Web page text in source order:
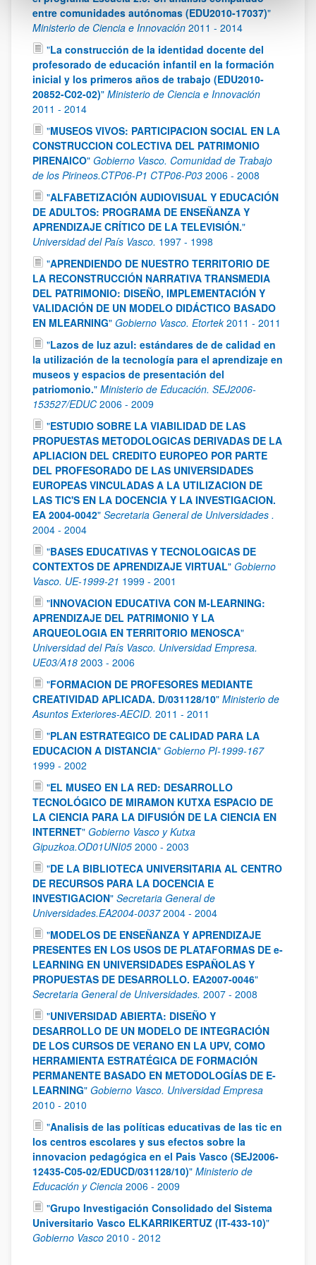
entre comunidades autónomas (EDU2010-17037)"
Ministerio de Ciencia e Innovación 2011 - 2014
"La construcción de la identidad docente del
profesorado de educación infantil en la formación
inicial y los primeros años de trabajo (EDU2010-
20852-C02-02)" Ministerio de Ciencia e Innovación
2011 - 2014
"MUSEOS VIVOS: PARTICIPACION SOCIAL EN LA
CONSTRUCCION COLECTIVA DEL PATRIMONIO
PIRENAICO" Gobierno Vasco. Comunidad de Trabajo
de los Pirineos.CTP06-P1 CTP06-P03 2006 - 2008
"ALFABETIZACIÓN AUDIOVISUAL Y EDUCACIÓN
DE ADULTOS: PROGRAMA DE ENSEÑANZA Y
APRENDIZAJE CRÍTICO DE LA TELEVISIÓN."
Universidad del País Vasco. 1997 - 1998
"APRENDIENDO DE NUESTRO TERRITORIO DE
LA RECONSTRUCCIÓN NARRATIVA TRANSMEDIA
DEL PATRIMONIO: DISEÑO, IMPLEMENTACIÓN Y
VALIDACIÓN DE UN MODELO DIDÁCTICO BASADO
EN MLEARNING" Gobierno Vasco. Etortek 2011 - 2011
"Lazos de luz azul: estándares de de calidad en
la utilización de la tecnología para el aprendizaje en
museos y espacios de presentación del
patriomonio." Ministerio de Educación. SEJ2006-
153527/EDUC 2006 - 2009
"ESTUDIO SOBRE LA VIABILIDAD DE LAS
PROPUESTAS METODOLOGICAS DERIVADAS DE LA
APLIACION DEL CREDITO EUROPEO POR PARTE
DEL PROFESORADO DE LAS UNIVERSIDADES
EUROPEAS VINCULADAS A LA UTILIZACION DE
LAS TIC'S EN LA DOCENCIA Y LA INVESTIGACION.
EA 2004-0042" Secretaria General de Universidades .
2004 - 2004
"BASES EDUCATIVAS Y TECNOLOGICAS DE
CONTEXTOS DE APRENDIZAJE VIRTUAL" Gobierno
Vasco. UE-1999-21 1999 - 2001
"INNOVACION EDUCATIVA CON M-LEARNING:
APRENDIZAJE DEL PATRIMONIO Y LA
ARQUEOLOGIA EN TERRITORIO MENOSCA"
Universidad del País Vasco. Universidad Empresa.
UE03/A18 2003 - 2006
"FORMACION DE PROFESORES MEDIANTE
CREATIVIDAD APLICADA. D/031128/10" Ministerio de
Asuntos Exteriores-AECID. 2011 - 2011
"PLAN ESTRATEGICO DE CALIDAD PARA LA
EDUCACION A DISTANCIA" Gobierno PI-1999-167
1999 - 2002
"EL MUSEO EN LA RED: DESARROLLO
TECNOLÓGICO DE MIRAMON KUTXA ESPACIO DE
LA CIENCIA PARA LA DIFUSIÓN DE LA CIENCIA EN
INTERNET" Gobierno Vasco y Kutxa
Gipuzkoa.OD01UNI05 2000 - 2003
"DE LA BIBLIOTECA UNIVERSITARIA AL CENTRO
DE RECURSOS PARA LA DOCENCIA E
INVESTIGACION" Secretaria General de
Universidades.EA2004-0037 2004 - 2004
"MODELOS DE ENSEÑANZA Y APRENDIZAJE
PRESENTES EN LOS USOS DE PLATAFORMAS DE e-
LEARNING EN UNIVERSIDADES ESPAÑOLAS Y
PROPUESTAS DE DESARROLLO. EA2007-0046"
Secretaria General de Universidades. 2007 - 2008
"UNIVERSIDAD ABIERTA: DISEÑO Y
DESARROLLO DE UN MODELO DE INTEGRACIÓN
DE LOS CURSOS DE VERANO EN LA UPV, COMO
HERRAMIENTA ESTRATÉGICA DE FORMACIÓN
PERMANENTE BASADO EN METODOLOGÍAS DE E-
LEARNING" Gobierno Vasco. Universidad Empresa
2010 - 2010
"Analisis de las políticas educativas de las tic en
los centros escolares y sus efectos sobre la
innovacion pedagógica en el Pais Vasco (SEJ2006-
12435-C05-02/EDUCD/031128/10)" Ministerio de
Educación y Ciencia 2006 - 2009
"Grupo Investigación Consolidado del Sistema
Universitario Vasco ELKARRIKERTUZ (IT-433-10)"
Gobierno Vasco 2010 - 2012